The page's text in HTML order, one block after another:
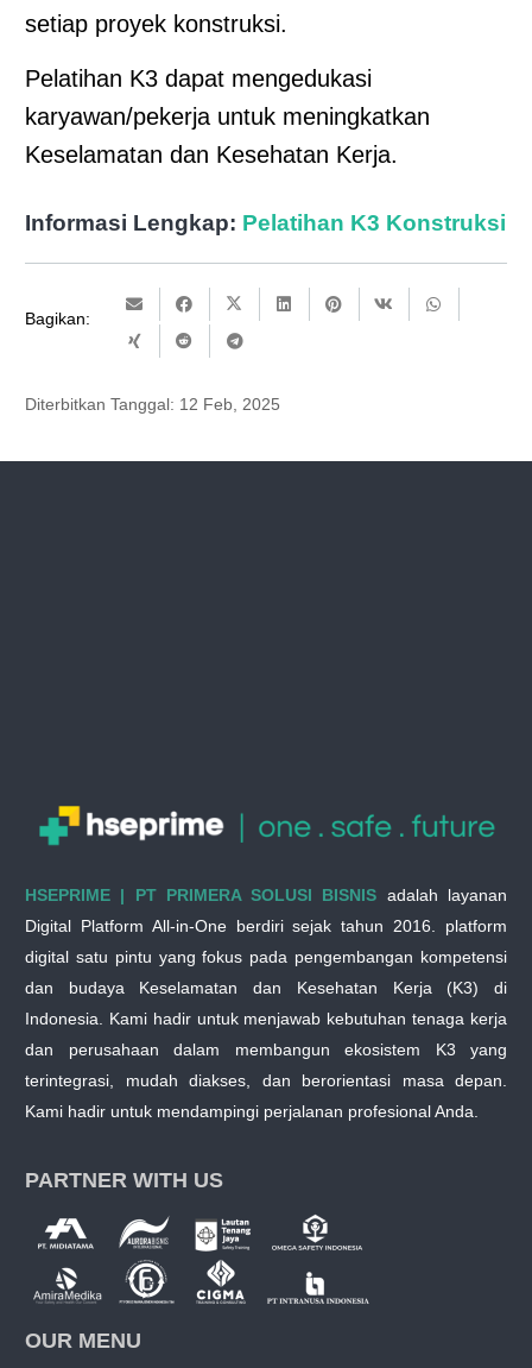
setiap proyek konstruksi.
Pelatihan K3 dapat mengedukasi
karyawan/pekerja untuk meningkatkan
Keselamatan dan Kesehatan Kerja.
Informasi Lengkap: Pelatihan K3 Konstruksi
Bagikan:
Diterbitkan Tanggal: 12 Feb, 2025
HSEPRIME | PT PRIMERA SOLUSI BISNIS adalah layanan
Digital Platform All-in-One berdiri sejak tahun 2016. platform
digital satu pintu yang fokus pada pengembangan kompetensi
dan budaya Keselamatan dan Kesehatan Kerja (K3) di
Indonesia. Kami hadir untuk menjawab kebutuhan tenaga kerja
dan perusahaan dalam membangun ekosistem K3 yang
terintegrasi, mudah diakses, dan berorientasi masa depan.
Kami hadir untuk mendampingi perjalanan profesional Anda.
PARTNER WITH US
OUR MENU